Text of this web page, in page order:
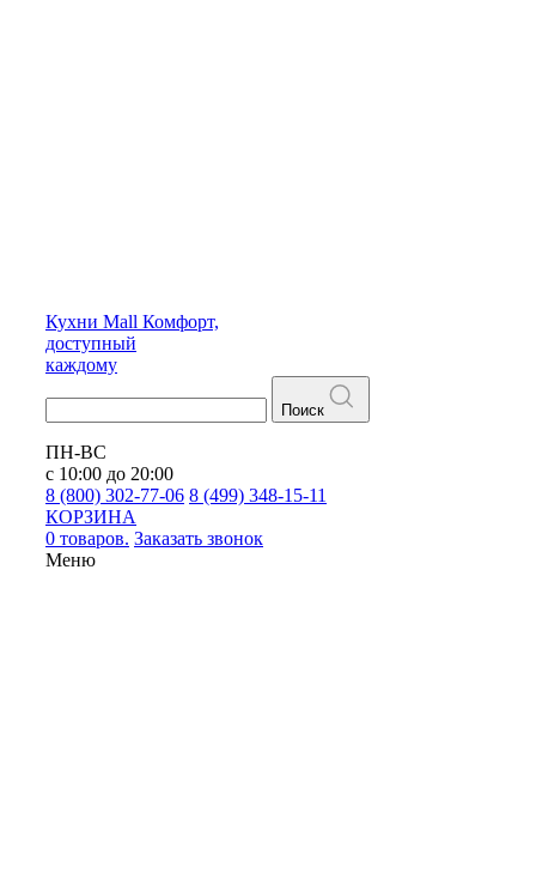
Кухни Mall Комфорт,
доступный
каждому
Поиск
ПН-ВС
с 10:00 до 20:00
8 (800) 302-77-06 8 (499) 348-15-11
КОРЗИНА
0 товаров. Заказать звонок
Меню